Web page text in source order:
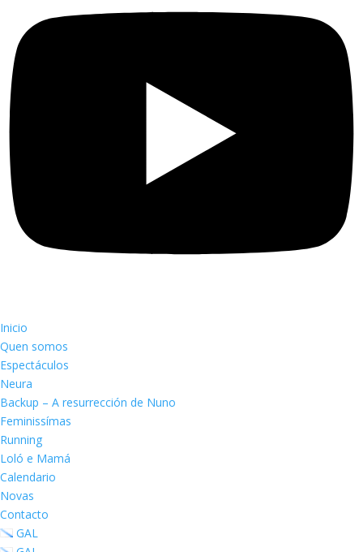
Inicio
Quen somos
Espectáculos
Neura
Backup – A resurrección de Nuno
Feminissímas
Running
Loló e Mamá
Calendario
Novas
Contacto
GAL